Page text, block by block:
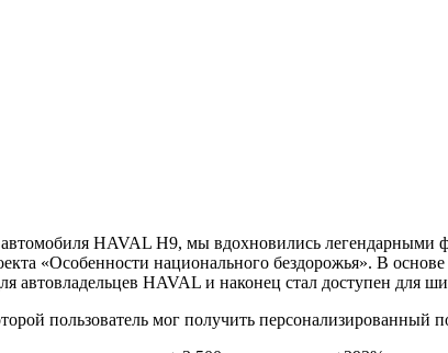
HAVAL H9, мы вдохновились
«Особенности национального бездорожья». В
автовладельцев HAVAL и наконец стал доступен для
пользователь мог получить